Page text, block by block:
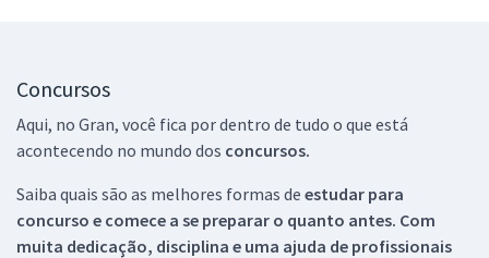
Concursos
Aqui, no Gran, você fica por dentro de tudo o que está
acontecendo no mundo dos concursos.
Saiba quais são as melhores formas de estudar para
concurso e comece a se preparar o quanto antes. Com
muita dedicação, disciplina e uma ajuda de profissionais